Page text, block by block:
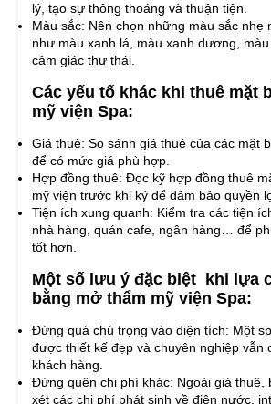
lý, tạo sự thông thoáng và thuận tiện.
Màu sắc: Nên chọn những màu sắc nhẹ
như màu xanh lá, màu xanh dương,
cảm giác thư thái.
Các yếu tố khác khi thuê mặt
mỹ viện Spa:
Giá thuê: So sánh giá thuê của các mặt
để có mức giá phù hợp.
Hợp đồng thuê: Đọc kỹ hợp đồng thuê
mỹ viện trước khi ký để đảm bảo quyền
Tiện ích xung quanh: Kiểm tra các tiện
nhà hàng, quán cafe, ngân hàng… để
tốt hơn.
Một số lưu ý đặc biệt khi lựa
bằng mở thẩm mỹ viện Spa:
Đừng quá chú trọng vào diện tích: Một
được thiết kế đẹp và chuyên nghiệp vẫn
khách hàng.
Đừng quên chi phí khác: Ngoài giá thuê,
xét các chi phí phát sinh về điện nước,